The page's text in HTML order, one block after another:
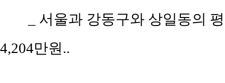
_ 서울과 강동구와 상일동의
4,204만원..